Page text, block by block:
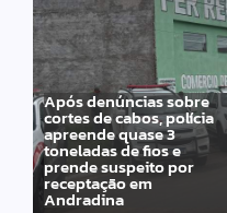
Após denúncias sobre
cortes de cabos, polícia
apreende quase 3
toneladas de fios e
prende suspeito por
receptação em
Andradina